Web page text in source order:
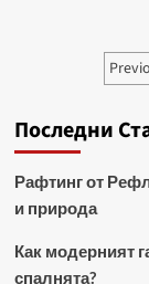
Последни
Рафтинг от
и природа
Как модерният
спалнята?